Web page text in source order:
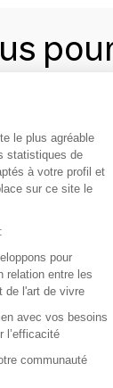
MOM et de
un compte.
fournisseurs à
de produits
le plus agréable
statistiques de
à votre profil et
sur ce site le
pour
relation entre les
de l'art de vivre
avec vos besoins
l’efficacité
communauté